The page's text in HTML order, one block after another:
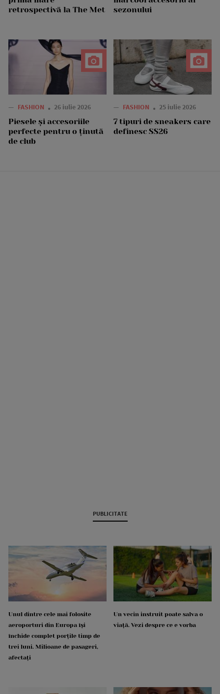
retrospectivă la The Met
sezonului
— FASHION 26 iulie 2026
Piesele și accesoriile
perfecte pentru o ținută
de club
— FASHION 25 iulie 2026
7 tipuri de sneakers care
definesc SS26
PUBLICITATE
Unul dintre cele mai folosite
aeroporturi din Europa își
închide complet porțile timp de
trei luni. Milioane de pasageri,
afectați
Un vecin instruit poate salva o
viață. Vezi despre ce e vorba